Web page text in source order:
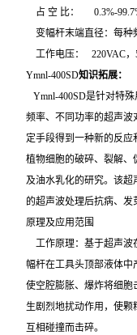
占 空 比： 0.3%-
变幅杆末端直径：每
工作电压： 220VAC，
Ymnl-400SD知识拓展：
Ymnl-400SD是针对特
频率、不同功率的超声
定手段得到一种新的反应
植物细胞的破碎、裂解、
及油水乳化的研究。该
的超声波处理后抗病、发
原理及应用范围
工作原理：基于超声波
幅杆在工具头顶部液体中
使空腔膨胀、爆炸将细
生剧烈地扰动作用，使
互相碰撞而击碎。